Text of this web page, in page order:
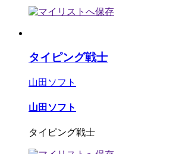
タイピング戦士
山田ソフト
山田ソフト
タイピング戦士